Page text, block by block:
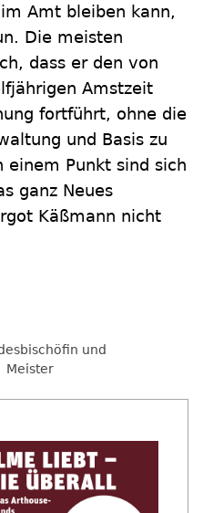
Amt bleiben kann,
Die meisten
dass er den von
Amstzeit
fortführt, ohne die
und Basis zu
einem Punkt sind sich
ganz Neues
Käßmann nicht
und
Meister